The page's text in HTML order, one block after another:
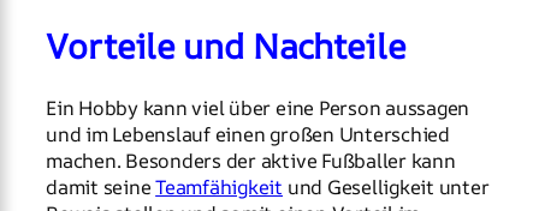
Vorteile und Nachteile
Ein Hobby kann viel über eine Person aussagen
und im Lebenslauf einen großen Unterschied
machen. Besonders der aktive Fußballer kann
damit seineTeamfähigkeit und Geselligkeit unter